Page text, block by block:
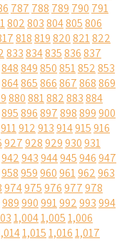
787 788 789 790 791
802803804805806
818819820821822
833834835836837
848849850851852853
864865866867868869
880881882883884
895896897898899900
911912913914915916
927928929930931
942943944945946947
958959960961962963
974975976977978
989990991992993994
1,0041,0051,006
1,0151,0161,017